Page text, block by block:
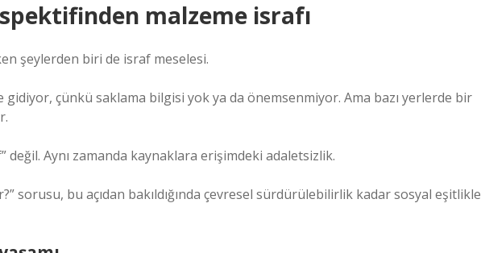
malzeme israfı
şeylerden biri de israf meselesi.
gidiyor, çünkü saklama bilgisi yok ya da önemsenmiyor. Ama bazı yerlerde bir
değil. Aynı zamanda kaynaklara erişimdeki adaletsizlik.
sorusu, bu açıdan bakıldığında çevresel sürdürülebilirlik kadar sosyal eşitlikle